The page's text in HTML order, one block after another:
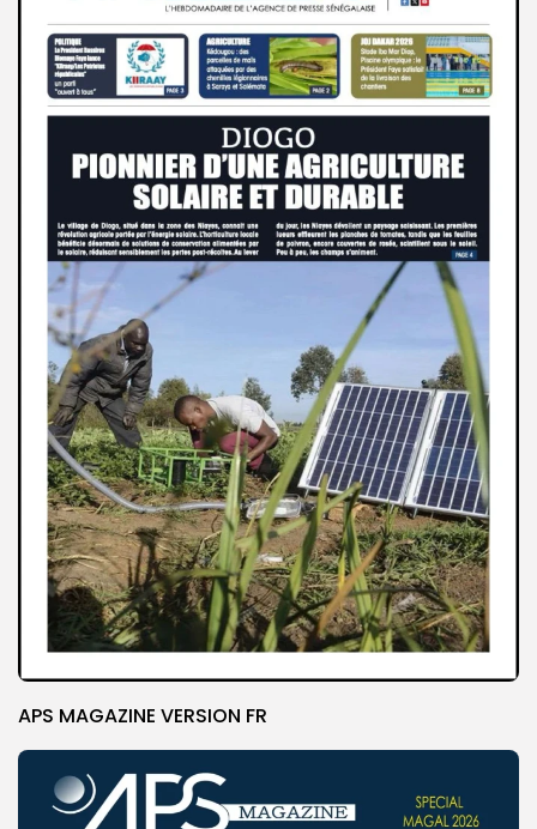
APS MAGAZINE VERSION FR